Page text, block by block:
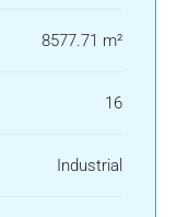
8577.71 m²
16
Industrial